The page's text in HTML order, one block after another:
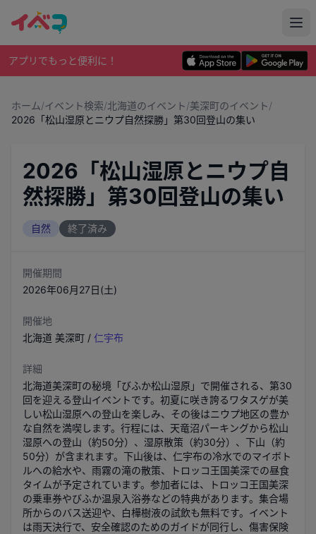
アプリでもっと便利に！
ホーム/イベント検索/北海道のイベント/美深町のイベント/
2026「松山湿原とニウプ自然探勝」第30回登山の集い
2026「松山湿原とニウプ自
然探勝」第30回登山の集い
自然 終了済み
開催期間
2026年06月27日(土)
開催地
北海道 美深町 / 仁宇布
詳細
北海道美深町の秘境「びふか松山湿原」で開催される、第30
回を迎える登山イベントです。初夏に咲き誇るワタスゲが美
しい松山湿原への登山を楽しみ、その後はニウプ地区の豊か
な自然を満喫します。行程には、天竜沼パーキングから松山
湿原への登山（約50分）、湿原散策（約30分）、下山（約
50分）が含まれます。下山後は、仁宇布の冷水でのマイボト
ルへの給水や、雨霧の滝の散策、トロッコ王国美深での昼食
タイムが予定されています。参加者には、トロッコ王国美深
の乗車券やびふか温泉入浴券などの特典があります。集合場
所からのバス送迎や、白樺樹液の試飲も無料です。イベント
は雨天決行で、安全確認のためのガイドが同行し、傷害保険